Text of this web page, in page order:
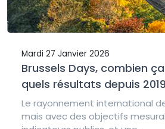
Mardi 27 Janvier 2026
Brussels Days, combien
quels résultats depuis
Le rayonnement international
mais avec des objectifs